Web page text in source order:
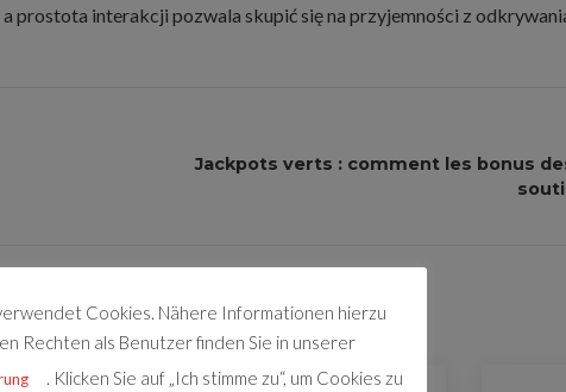
prostota interakcji pozwala skupić się na przyjemności z
Jackpots verts : comment les bonus
Cookies. Nähere Informationen hierzu
Rechten als Benutzer finden Sie in unserer
. Klicken Sie auf „Ich stimme zu“, um Cookies zu